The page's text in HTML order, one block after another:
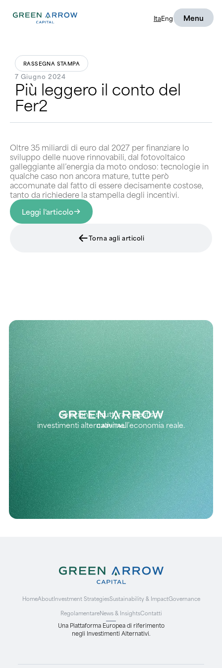
ItaEng Menu
RASSEGNA STAMPA
7 Giugno 2024
Più leggero il conto del
Fer2
Oltre 35 miliardi di euro dal 2027 per finanziare lo
sviluppo delle nuove rinnovabili, dal fotovoltaico
galleggiante all’energia da moto ondoso: tecnologie in
qualche caso non ancora mature, tutte però
accomunate dal fatto di essere decisamente costose,
tanto da richiedere la stampella degli incentivi.
Leggi l'articolo
Torna agli articoli
Seleziona, struttura e gestisce
investimenti alternativi nell’economia reale.
HomeAboutInvestment StrategiesSustainability & ImpactGovernance
RegolamentareNews & InsightsContatti
Una Piattaforma Europea di riferimento
negli Investimenti Alternativi.